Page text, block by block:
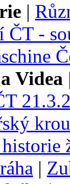
|
ČT -
Videa
|